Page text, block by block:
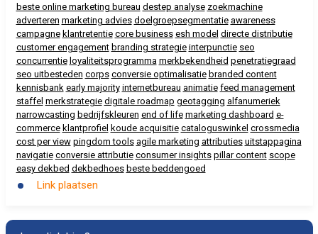
beste online marketing bureau destep analyse zoekmachine
adverteren marketing advies doelgroepsegmentatie awareness
campagne klantretentie core business esh model directe distributie
customer engagement branding strategie interpunctie seo
concurrentie loyaliteitsprogramma merkbekendheid penetratiegraad
seo uitbesteden corps conversie optimalisatie branded content
kennisbank early majority internetbureau animatie feed management
staffel merkstrategie digitale roadmap geotagging alfanumeriek
narrowcasting bedrijfskleuren end of life marketing dashboard e-
commerce klantprofiel koude acquisitie cataloguswinkel crossmedia
cost per view pingdom tools agile marketing attributies uitstappagina
navigatie conversie attributie consumer insights pillar content scope
easy dekbed dekbedhoes beste beddengoed
Link plaatsen